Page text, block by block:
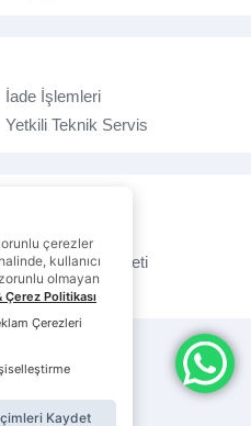
İade İşlemleri
Yetkili Teknik Servis
Ticari Elektronik İleti
Veri Gizliliği
çerezler
kullanıcı
olmayan
Çerez Politikası
Çerezleri
Kaydet